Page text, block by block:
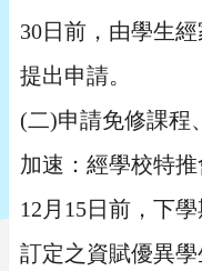
30日前，由學生
提出申請。
(二)申請免修課程
加速：經學校特
12月15日前，下
訂定之資賦優異學